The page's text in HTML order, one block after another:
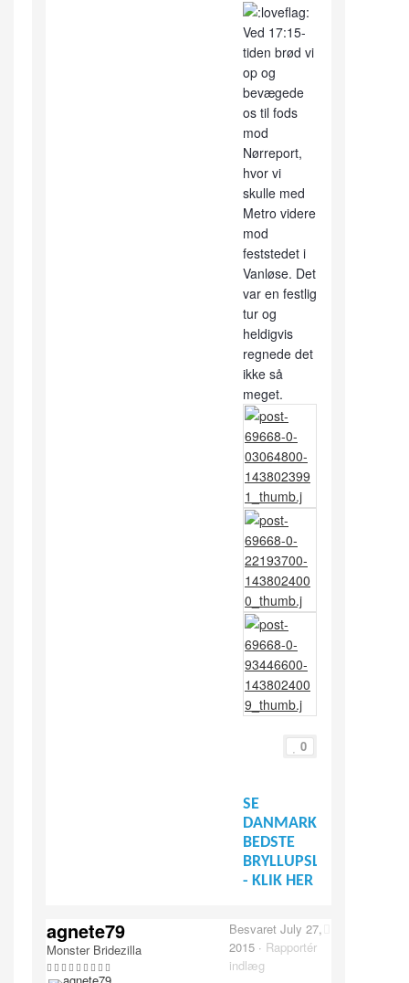
Ved 17:15-
tiden brød vi
op og
bevægede
os til fods
mod
Nørreport,
hvor vi
skulle med
Metro videre
mod
feststedet i
Vanløse. Det
var en festlig
tur og
heldigvis
regnede det
ikke så
meget.
0
SE
DANMARKS
BEDSTE
- KLIK HER
agnete79
Monster Bridezilla
Besvaret July 27,
2015 · Rapportér
indlæg